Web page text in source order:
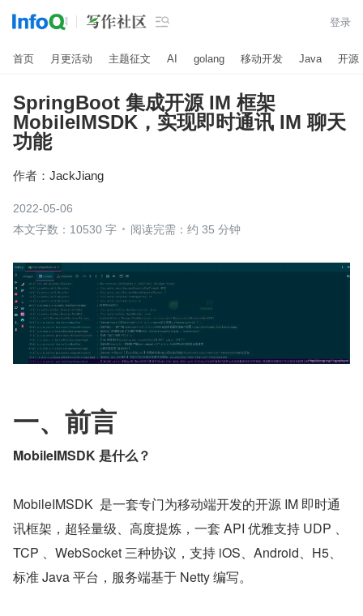
 登录
首页 月更活动 主题征文 AI golang 移动开发 Java 开源
SpringBoot 集成开源 IM 框架
MobileIMSDK，实现即时通讯 IM 聊天
功能
作者： JackJiang
2022-05-06
本文字数：10530 字
阅读完需：约 35 分钟
一、前言
MobileIMSDK 是什么？
MobileIMSDK  是一套专门为移动端开发的开源 IM 即时通
讯框架，超轻量级、高度提炼，一套 API 优雅支持 UDP 、
TCP 、WebSocket 三种协议，支持 iOS、Android、H5、
标准 Java 平台，服务端基于 Netty 编写。